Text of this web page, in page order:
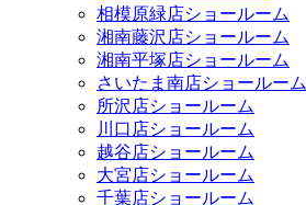
相模原緑店ショールーム
湘南藤沢店ショールーム
湘南平塚店ショールーム
さいたま南店ショールーム
所沢店ショールーム
川口店ショールーム
越谷店ショールーム
大宮店ショールーム
千葉店ショールーム